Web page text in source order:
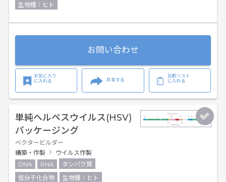
生物種：ヒト
お問い合わせ
お気に入り
に入れる
共有する
比較リスト
に入れる
単純ヘルペスウイルス(HSV)
パッケージング
ベクタービルダー
構築・作製
ウイルス作製
DNA
RNA
タンパク質
低分子化合物
生物種：ヒト